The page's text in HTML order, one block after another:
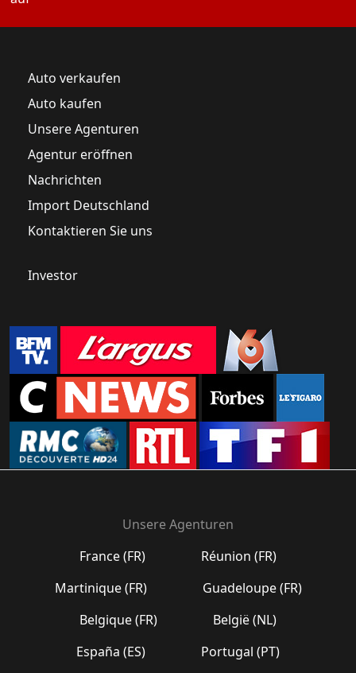
Auto verkaufen
Auto kaufen
Unsere Agenturen
Agentur eröffnen
Nachrichten
Import Deutschland
Kontaktieren Sie uns
Investor
Unsere Agenturen
France (FR)
Réunion (FR)
Martinique (FR)
Guadeloupe (FR)
Belgique (FR)
België (NL)
España (ES)
Portugal (PT)